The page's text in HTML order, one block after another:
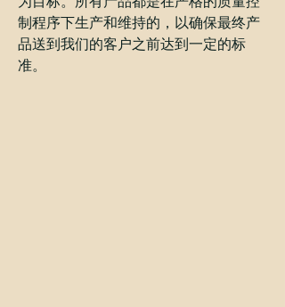
制程序下生产和维持的，以确保最终产
品送到我们的客户之前达到一定的标
准。